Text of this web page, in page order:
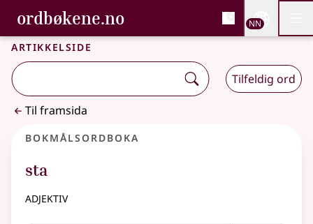
Gå til hovudinnhald
Tilgjenge
ordbøkene.no, Bokmålsordboka og
Bokmålsordboka og Nynorskordboka
NN
Artikkelside
Tilfeldig ord
Til framsida
Bokmålsordboka
sta
adjektiv